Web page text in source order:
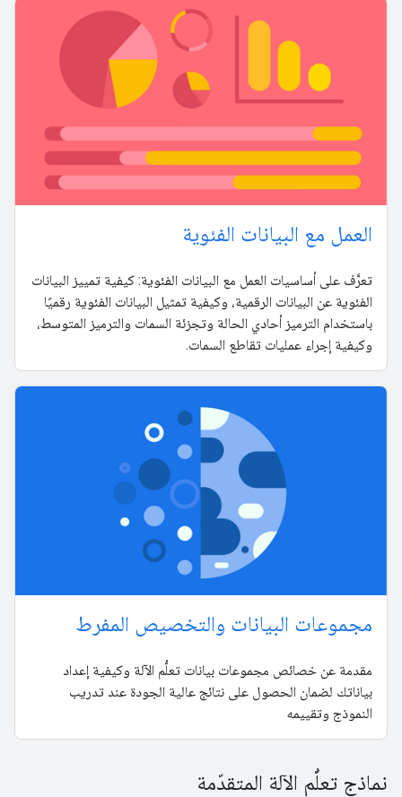
العمل مع البيانات الفئوية
تعرَّف على أساسيات العمل مع البيانات الفئوية: كيفية تمييز البيانات
الفئوية عن البيانات الرقمية، وكيفية تمثيل البيانات الفئوية رقميًا
باستخدام الترميز أحادي الحالة وتجزئة السمات والترميز المتوسط،
وكيفية إجراء عمليات تقاطع السمات.
مجموعات البيانات والتخصيص المفرط
مقدمة عن خصائص مجموعات بيانات تعلُّم الآلة وكيفية إعداد
بياناتك لضمان الحصول على نتائج عالية الجودة عند تدريب
النموذج وتقييمه
نماذج تعلُّم الآلة المتقدّمة